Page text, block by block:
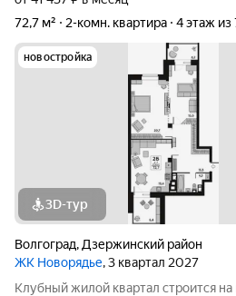
72,7 м²
2-комн. квартира 4 этаж из
новостройка
3D-тур
Волгоград, Дзержинский район
ЖК Новорядье, 3 квартал 2027
Kлубный жилoй кваpтaл строится